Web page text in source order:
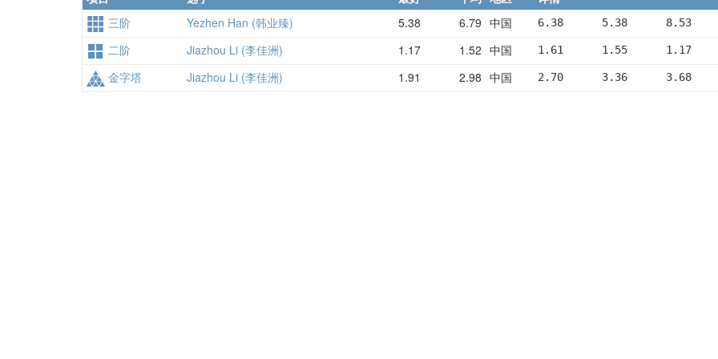
三阶
Yezhen Han (韩业臻) 5.38 6.79 中国 6.38      5.38      8.53
二阶 Jiazhou Li (李佳洲) 1.17 1.52 中国 1.61      1.55      1.17
金字塔 Jiazhou Li (李佳洲) 1.91 2.98 中国 2.70      3.36      3.68